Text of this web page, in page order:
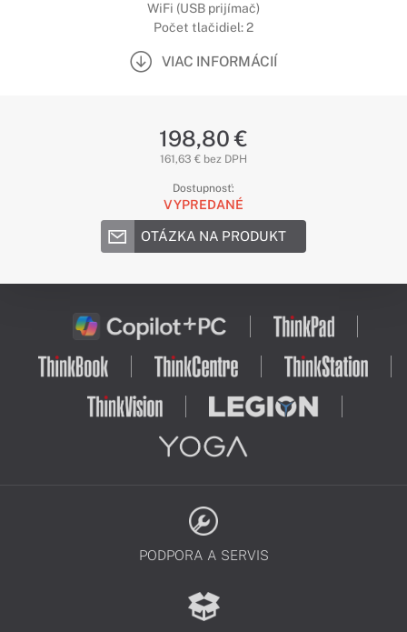
WiFi (USB prijímač)
Počet tlačidiel: 2
VIAC INFORMÁCIÍ
198,80 €
161,63 € bez DPH
Dostupnosť:
VYPREDANÉ
OTÁZKA NA PRODUKT
PODPORA A SERVIS